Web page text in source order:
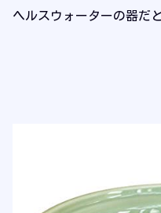
ヘルスウォーターの器だ